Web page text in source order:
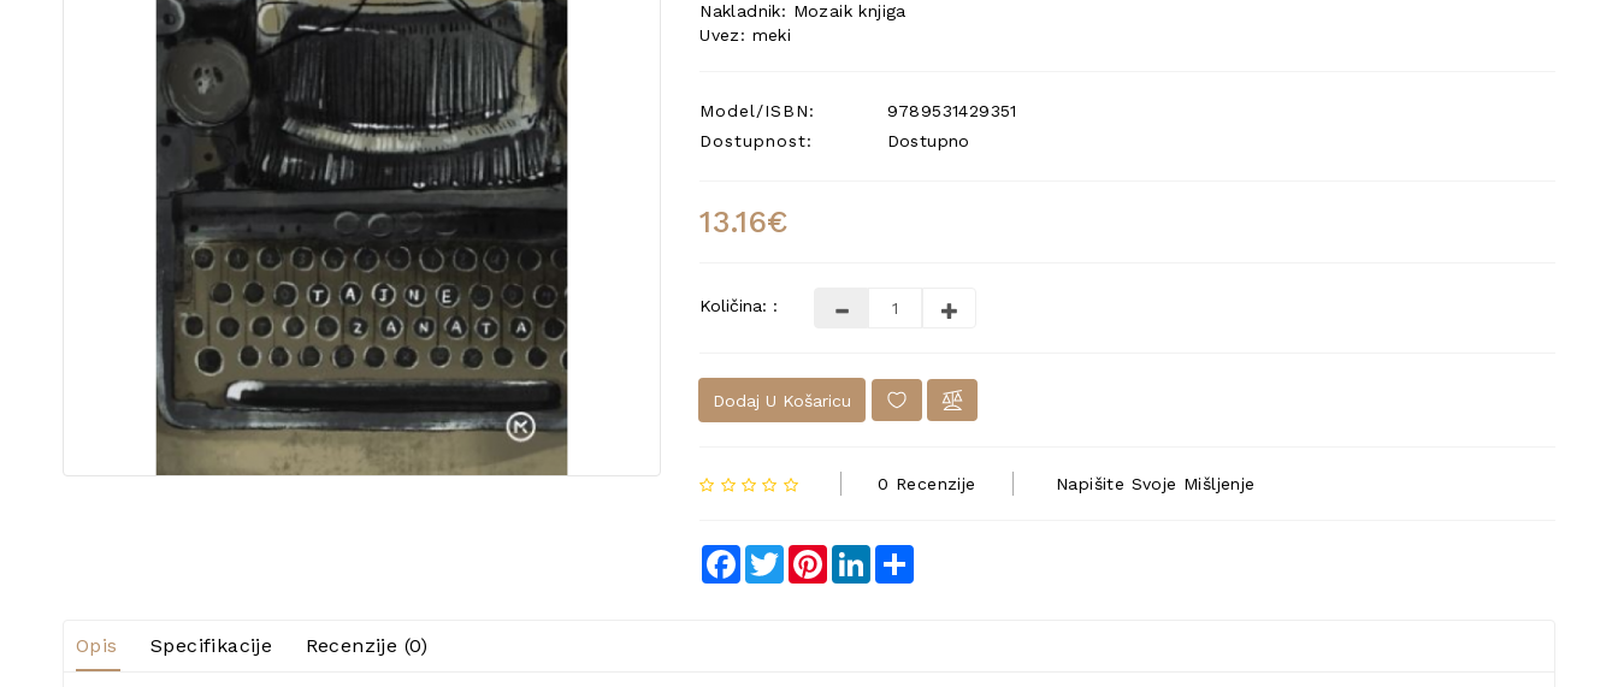
Nakladnik: Mozaik knjiga
Uvez: meki
Model/ISBN:
9789531429351
Dostupnost:
Dostupno
13.16€
Količina: :
Dodaj U Košaricu
0 Recenzije Napišite Svoje Mišljenje
Facebook
TwitterPinterestLinkedIn
Opis Specifikacije Recenzije (0)